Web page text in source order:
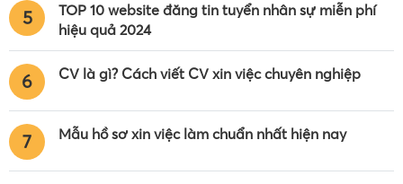
5
TOP 10 website đăng tin tuyển nhân sự miễn phí
hiệu quả 2024
6 CV là gì? Cách viết CV xin việc chuyên nghiệp
7 Mẫu hồ sơ xin việc làm chuẩn nhất hiện nay